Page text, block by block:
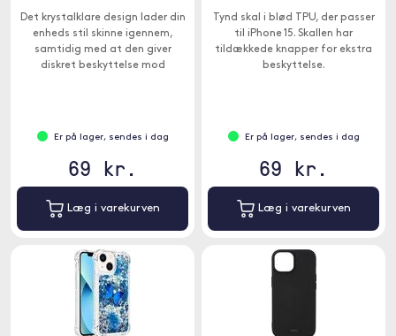
Det krystalklare design lader din
enheds stil skinne igennem,
samtidig med at den giver
diskret beskyttelse mod
Er på lager, sendes i dag
69 kr.
Læg i varekurven
Tynd skal i blød TPU, der passer
til iPhone 15. Skallen har
tildækkede knapper for ekstra
beskyttelse.
Er på lager, sendes i dag
69 kr.
Læg i varekurven